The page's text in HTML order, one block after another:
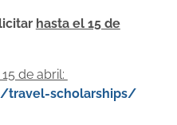
hasta el 15 de
de abril:
travel-scholarships/